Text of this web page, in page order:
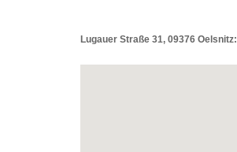
Lugauer Straße 31, 09376 Oelsnitz: